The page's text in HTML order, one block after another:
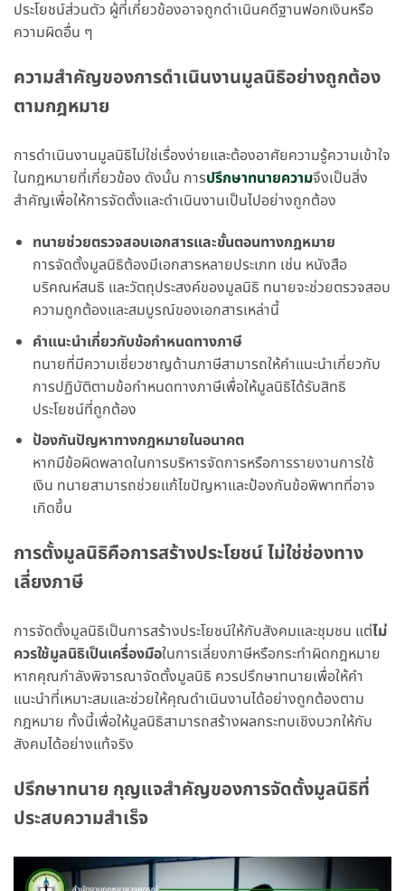
ประโยชน์ส่วนตัว ผู้ที่เกี่ยวข้องอาจถูกดำเนินคดีฐานฟอกเงินหรือ
ความผิดอื่น ๆ
ความสำคัญของการดำเนินงานมูลนิธิอย่างถูกต้อง
ตามกฎหมาย
การดำเนินงานมูลนิธิไม่ใช่เรื่องง่ายและต้องอาศัยความรู้ความเข้าใจ
ในกฎหมายที่เกี่ยวข้อง ดังนั้น การปรึกษาทนายความจึงเป็นสิ่ง
สำคัญเพื่อให้การจัดตั้งและดำเนินงานเป็นไปอย่างถูกต้อง
ทนายช่วยตรวจสอบเอกสารและขั้นตอนทางกฎหมาย
การจัดตั้งมูลนิธิต้องมีเอกสารหลายประเภท เช่น หนังสือ
บริคณห์สนธิ และวัตถุประสงค์ของมูลนิธิ ทนายจะช่วยตรวจสอบ
ความถูกต้องและสมบูรณ์ของเอกสารเหล่านี้
คำแนะนำเกี่ยวกับข้อกำหนดทางภาษี
ทนายที่มีความเชี่ยวชาญด้านภาษีสามารถให้คำแนะนำเกี่ยวกับ
การปฏิบัติตามข้อกำหนดทางภาษีเพื่อให้มูลนิธิได้รับสิทธิ
ประโยชน์ที่ถูกต้อง
ป้องกันปัญหาทางกฎหมายในอนาคต
หากมีข้อผิดพลาดในการบริหารจัดการหรือการรายงานการใช้
เงิน ทนายสามารถช่วยแก้ไขปัญหาและป้องกันข้อพิพาทที่อาจ
เกิดขึ้น
การตั้งมูลนิธิคือการสร้างประโยชน์ ไม่ใช่ช่องทาง
เลี่ยงภาษี
การจัดตั้งมูลนิธิเป็นการสร้างประโยชน์ให้กับสังคมและชุมชน แต่ไม่
ควรใช้มูลนิธิเป็นเครื่องมือในการเลี่ยงภาษีหรือกระทำผิดกฎหมาย
หากคุณกำลังพิจารณาจัดตั้งมูลนิธิ ควรปรึกษาทนายเพื่อให้คำ
แนะนำที่เหมาะสมและช่วยให้คุณดำเนินงานได้อย่างถูกต้องตาม
กฎหมาย ทั้งนี้เพื่อให้มูลนิธิสามารถสร้างผลกระทบเชิงบวกให้กับ
สังคมได้อย่างแท้จริง
ปรึกษาทนาย กุญแจสำคัญของการจัดตั้งมูลนิธิที่
ประสบความสำเร็จ